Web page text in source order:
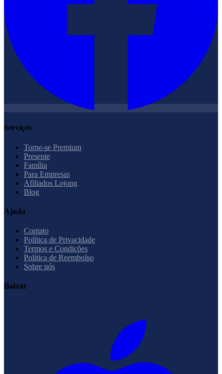
Serviços
Torne-se Premium
Presente
Família
Para Empresas
Afiliados Lojong
Blog
Ajuda
Contato
Política de Privacidade
Termos e Condições
Política de Reembolso
Sobre nós
Baixar